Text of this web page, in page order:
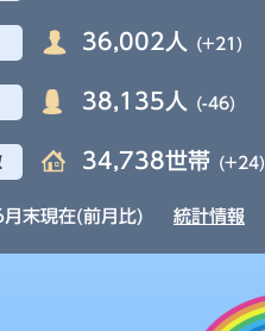
36,002人 (+21)
38,135人 (-46)
34,738世帯 (+24)
末現在(前月比) 統計情報